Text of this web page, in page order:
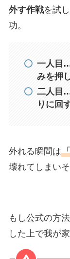
外す作戦を試
功。
一人目
みを押
二人目
りに回
外れる瞬間は
壊れてしまいそ
もし公式の方
した上で我が